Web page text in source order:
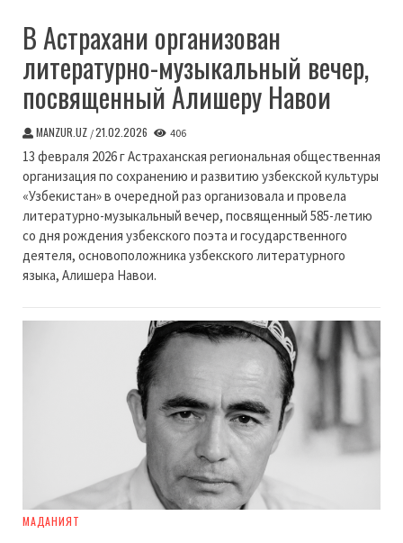
В Астрахани организован
литературно-музыкальный вечер,
посвященный Алишеру Навои
MANZUR.UZ /21.02.2026 406
13 февраля 2026 г Астраханская региональная общественная
организация по сохранению и развитию узбекской культуры
«Узбекистан» в очередной раз организовала и провела
литературно-музыкальный вечер, посвященный 585-летию
со дня рождения узбекского поэта и государственного
деятеля, основоположника узбекского литературного
языка, Алишера Навои.
МАДАНИЯТ